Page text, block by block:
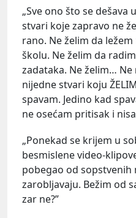
„Sve ono što se dešava
stvari koje zapravo ne
rano. Ne želim da
školu. Ne želim da
zadataka. Ne želim…
nijedne stvari koju
spavam. Jedino kad
ne osećam pritisak i
„Ponekad se krijem u
besmislene video-
pobegao od sopstvenih
zarobljavaju. Bežim od
zar ne?”